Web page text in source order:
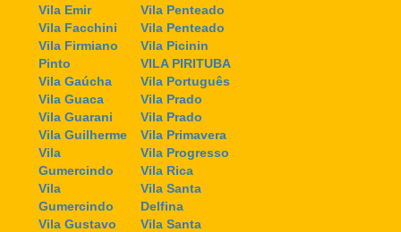
Vila Emir
Vila Facchini
Vila Firmiano
Pinto
Vila Gaúcha
Vila Guaca
Vila Guarani
Vila Guilherme
Vila
Gumercindo
Vila
Gumercindo
Vila Gustavo
Vila Penteado
Vila Penteado
Vila Picinin
VILA PIRITUBA
Vila Português
Vila Prado
Vila Prado
Vila Primavera
Vila Progresso
Vila Rica
Vila Santa
Delfina
Vila Santa